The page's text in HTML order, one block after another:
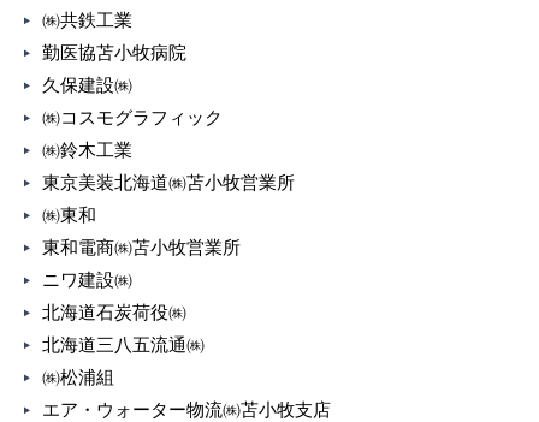
㈱共鉄工業
勤医協苫小牧病院
久保建設㈱
㈱コスモグラフィック
㈱鈴木工業
東京美装北海道㈱苫小牧営業所
㈱東和
東和電商㈱苫小牧営業所
ニワ建設㈱
北海道石炭荷役㈱
北海道三八五流通㈱
㈱松浦組
エア・ウォーター物流㈱苫小牧支店